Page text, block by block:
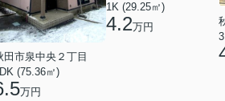
田市泉中央２丁目
(75.36㎡)
万円
1K (29.25㎡)
4.2万円